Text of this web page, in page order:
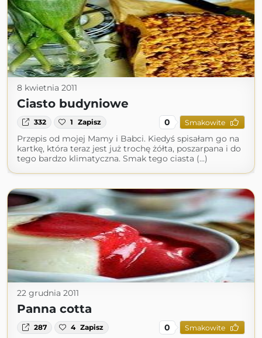
8 kwietnia 2011
Ciasto budyniowe
332 1 Zapisz 0 Smakowite
Przepis od mojej Mamy i Babci. Kiedyś spisałam go na
kartkę, która teraz jest już trochę żółta, poszarpana i do
tego bardzo klimatyczna. Smak tego ciasta (...)
22 grudnia 2011
Panna cotta
287 4 Zapisz 0 Smakowite